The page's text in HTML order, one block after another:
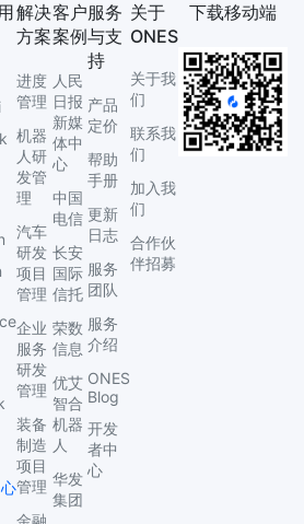
解决
方案
进度
管理
机器
人研
发管
理
汽车
研发
项目
管理
企业
服务
研发
管理
装备
制造
项目
管理
金融
客户
案例
人民
日报
新媒
体中
心
中国
电信
长安
国际
信托
荣数
信息
优艾
智合
机器
人
华发
集团
服务
与支
持
产品
定价
帮助
手册
更新
日志
服务
团队
服务
介绍
ONES
Blog
开发
者中
心
关于
ONES
关于我
们
联系我
们
加入我
们
合作伙
伴招募
下载移动端